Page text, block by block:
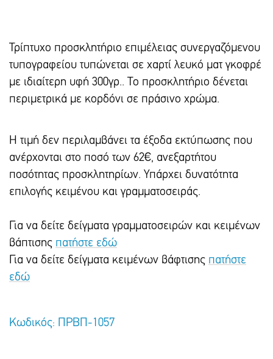
Τρίπτυχο προσκλητήριο επιμέλειας συνεργαζόμενου
τυπογραφείου τυπώνεται σε χαρτί λευκό ματ γκοφρέ
με ιδιαίτερη υφή 300γρ.. Το προσκλητήριο δένεται
περιμετρικά με κορδόνι σε πράσινο χρώμα.
Η τιμή δεν περιλαμβάνει τα έξοδα εκτύπωσης που
ανέρχονται στο ποσό των 62€, ανεξαρτήτου
ποσότητας προσκλητηρίων. Υπάρxει δυνατότητα
επιλογής κειμένου και γραμματοσειράς.
Για να δείτε δείγματα γραμματοσειρών και κειμένων
βάπτισης πατήστε εδώ
Για να δείτε δείγματα κειμένων βάφτισης πατήστε
εδώ
Κωδικός: ΠΡΒΠ-1057